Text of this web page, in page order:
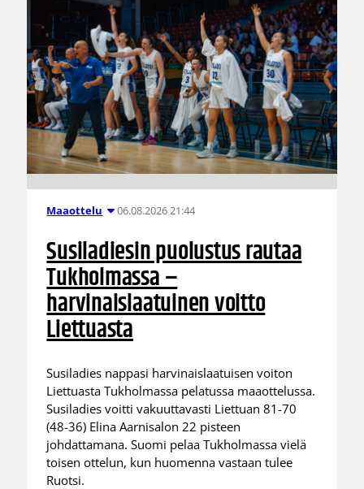
Maaottelu 06.08.2026 21:44
Susiladiesin puolustus rautaa
Tukholmassa –
harvinaislaatuinen voitto
Liettuasta
Susiladies nappasi harvinaislaatuisen voiton
Liettuasta Tukholmassa pelatussa maaottelussa.
Susiladies voitti vakuuttavasti Liettuan 81-70
(48-36) Elina Aarnisalon 22 pisteen
johdattamana. Suomi pelaa Tukholmassa vielä
toisen ottelun, kun huomenna vastaan tulee
Ruotsi.